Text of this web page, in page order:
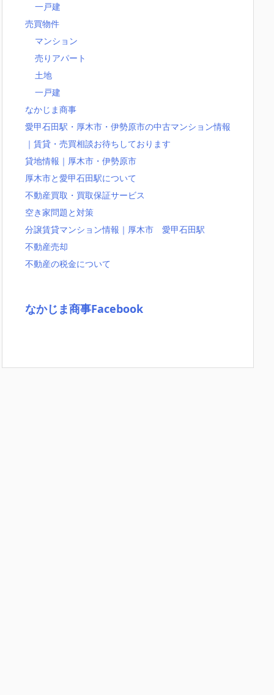
一戸建
売買物件
マンション
売りアパート
土地
一戸建
なかじま商事
愛甲石田駅・厚木市・伊勢原市の中古マンション情報
｜賃貸・売買相談お待ちしております
貸地情報｜厚木市・伊勢原市
厚木市と愛甲石田駅について
不動産買取・買取保証サービス
空き家問題と対策
分譲賃貸マンション情報｜厚木市 愛甲石田駅
不動産売却
不動産の税金について
なかじま商事Facebook